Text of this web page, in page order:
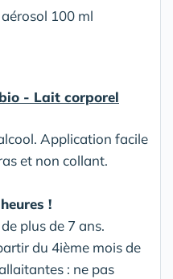
100 ml
- Lait corporel
Application facile
et non collant.
!
plus de 7 ans.
du 4ième mois de
: ne pas